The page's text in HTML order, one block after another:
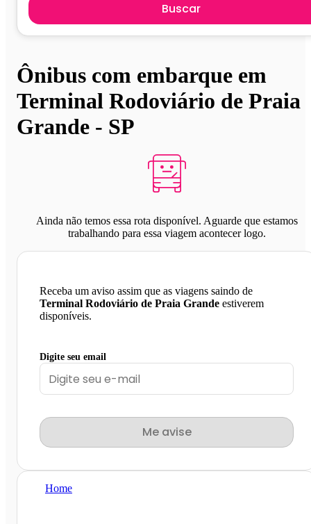
Buscar
Ônibus com embarque em
Terminal Rodoviário de Praia
Grande - SP
Ainda não temos essa rota disponível. Aguarde que estamos
trabalhando para essa viagem acontecer logo.
Receba um aviso assim que as viagens saindo de
Terminal Rodoviário de Praia Grande estiverem
disponíveis.
Digite seu email
Me avise
Home